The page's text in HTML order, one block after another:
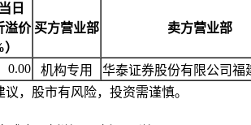
日
溢价
）
买方营业部 卖方营业部
0.00 机构专用
华泰证券股份有限公司福
，股市有风险，投资需谨慎。